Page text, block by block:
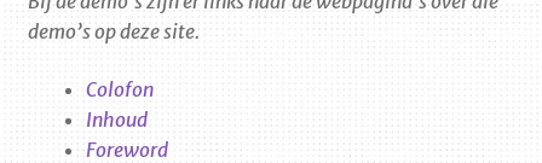
demo’s op deze site.
Colofon
Inhoud
Foreword